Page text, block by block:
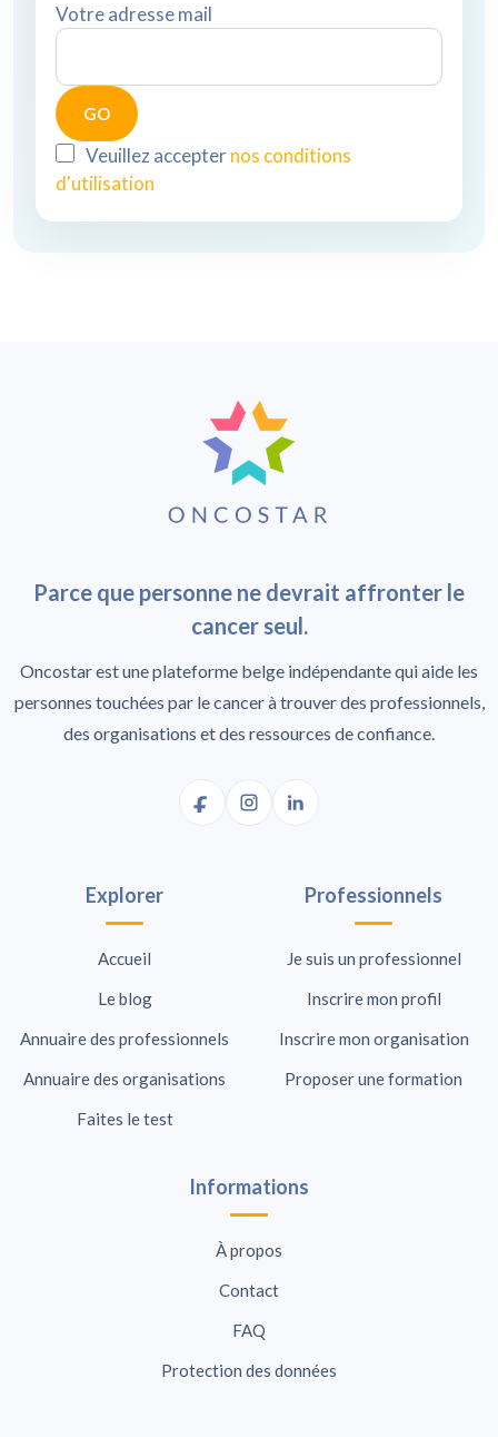
Votre adresse mail
Veuillez accepternos conditions
d'utilisation
Parce que personne ne devrait affronter le
cancer seul.
Oncostar est une plateforme belge indépendante qui aide les
personnes touchées par le cancer à trouver des professionnels,
des organisations et des ressources de confiance.
Explorer
Accueil
Le blog
Annuaire des professionnels
Annuaire des organisations
Faites le test
Professionnels
Je suis un professionnel
Inscrire mon profil
Inscrire mon organisation
Proposer une formation
Informations
À propos
Contact
FAQ
Protection des données